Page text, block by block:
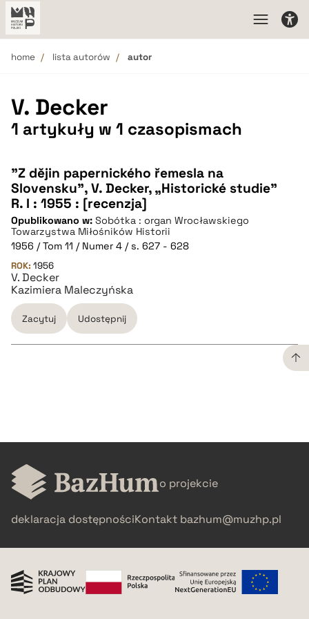
home lista autorów autor
V. Decker
1 artykuły w 1 czasopismach
"Z dějin papernického řemesla na
Slovensku”, V. Decker, „Historické studie”
R. I : 1955 : [recenzja]
Opublikowano w: Sobótka : organ Wrocławskiego
Towarzystwa Miłośników Historii
1956 / Tom 11 / Numer 4 / s. 627 - 628
ROK: 1956
V. Decker
Kazimiera Maleczyńska
Zacytuj Udostępnij
BIBTEX
o projekcie
deklaracja dostępnościKontakt bazhum@muzhp.pl